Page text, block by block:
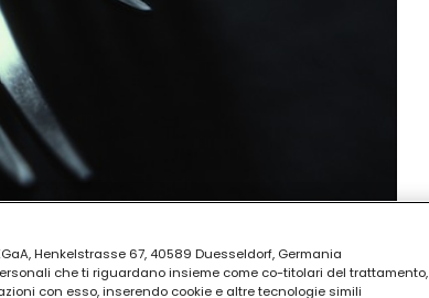
Henkelstrasse 67, 40589 Duesseldorf, Germania
che ti riguardano insieme come co-titolari del trattamento,
con esso, inserendo cookie e altre tecnologie simili